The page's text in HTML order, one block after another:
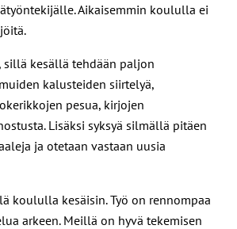
Aikaisemmin koululla ei
sillä kesällä tehdään paljon
kalusteiden siirtelyä,
pesua, kirjojen
Lisäksi syksyä silmällä pitäen
ja otetaan vastaan uusia
koululla kesäisin. Työ on rennompaa
arkeen. Meillä on hyvä tekemisen